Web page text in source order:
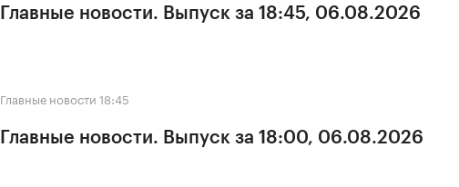
Главные новости. Выпуск за 18:45, 06.08.2026
Главные новости 18:45
Главные новости. Выпуск за 18:00, 06.08.2026